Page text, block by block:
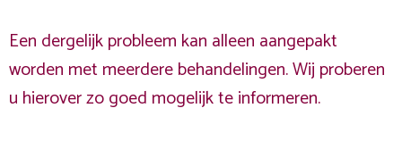
Een dergelijk probleem kan alleen aangepakt
worden met meerdere behandelingen. Wij proberen
u hierover zo goed mogelijk te informeren.